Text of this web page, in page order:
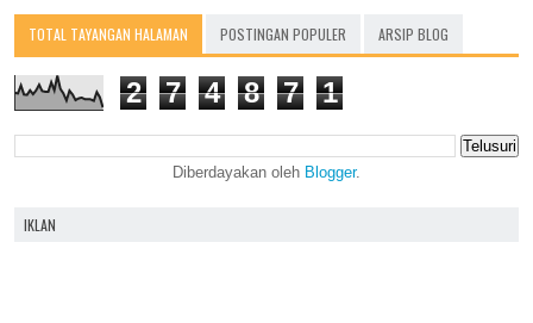
TOTAL TAYANGAN HALAMAN POSTINGAN POPULER ARSIP BLOG
2 7 4 8 7 1
Diberdayakan oleh Blogger.
IKLAN